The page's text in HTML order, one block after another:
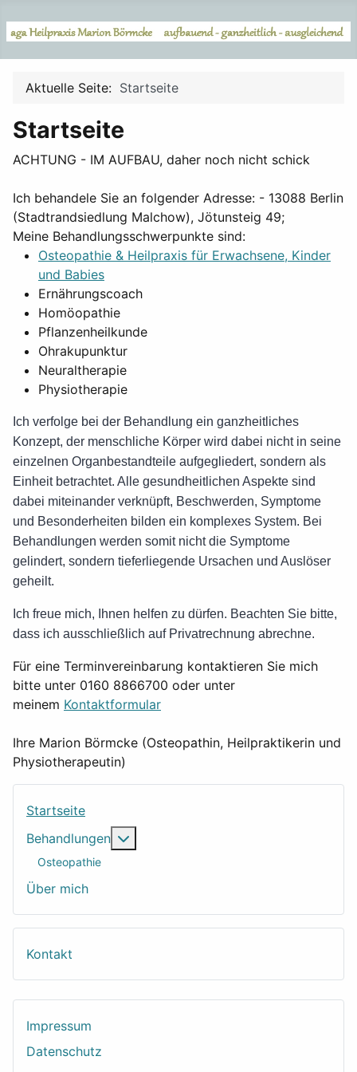
Aktuelle Seite: Startseite
Startseite
ACHTUNG - IM AUFBAU, daher noch nicht schick
Ich behandele Sie an folgender Adresse: - 13088 Berlin
(Stadtrandsiedlung Malchow), Jötunsteig 49;
Meine Behandlungsschwerpunkte sind:
Osteopathie & Heilpraxis für Erwachsene, Kinder
und Babies
Ernährungscoach
Homöopathie
Pflanzenheilkunde
Ohrakupunktur
Neuraltherapie
Physiotherapie
Ich verfolge bei der Behandlung ein ganzheitliches
Konzept, der menschliche Körper wird dabei nicht in seine
einzelnen Organbestandteile aufgegliedert, sondern als
Einheit betrachtet. Alle gesundheitlichen Aspekte sind
dabei miteinander verknüpft, Beschwerden, Symptome
und Besonderheiten bilden ein komplexes System. Bei
Behandlungen werden somit nicht die Symptome
gelindert, sondern tieferliegende Ursachen und Auslöser
geheilt.
Ich freue mich, Ihnen helfen zu dürfen. Beachten Sie bitte,
dass ich ausschließlich auf Privatrechnung abrechne.
Für eine Terminvereinbarung kontaktieren Sie mich
bitte unter 0160 8866700 oder unter
meinem Kontaktformular
Ihre Marion Börmcke (Osteopathin, Heilpraktikerin und
Physiotherapeutin)
Startseite
Behandlungen
Osteopathie
Über mich
Kontakt
Impressum
Datenschutz